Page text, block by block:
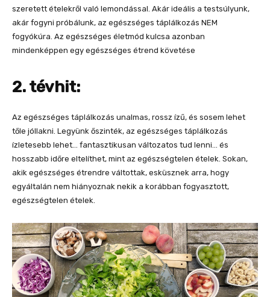
szeretett ételekről való lemondással. Akár ideális a testsúlyunk,
akár fogyni próbálunk, az egészséges táplálkozás NEM
fogyókúra. Az egészséges életmód kulcsa azonban
mindenképpen egy egészséges étrend követése
2. tévhit:
Az egészséges táplálkozás unalmas, rossz ízű, és sosem lehet
tőle jóllakni. Legyünk őszinték, az egészséges táplálkozás
ízletesebb lehet… fantasztikusan változatos tud lenni… és
hosszabb időre eltelíthet, mint az egészségtelen ételek. Sokan,
akik egészséges étrendre váltottak, esküsznek arra, hogy
egyáltalán nem hiányoznak nekik a korábban fogyasztott,
egészségtelen ételek.